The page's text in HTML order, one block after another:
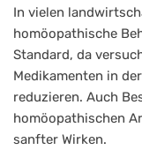
In vielen
homöopathische
Standard, da
Medikamenten in
reduzieren. Auch
homöopathischen
sanfter Wirken.